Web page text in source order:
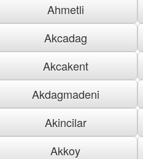
Ahmetli
Akcadag
Akcakent
Akdagmadeni
Akincilar
Akkoy